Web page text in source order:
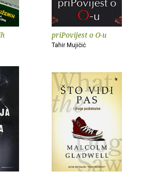
priPovijest o O-u
Tahir Mujičić